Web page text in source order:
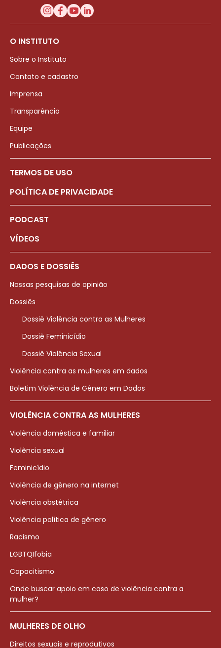
O INSTITUTO
Sobre o Instituto
Contato e cadastro
Imprensa
Transparência
Equipe
Publicações
TERMOS DE USO
POLÍTICA DE PRIVACIDADE
PODCAST
VÍDEOS
DADOS E DOSSIÊS
Nossas pesquisas de opinião
Dossiês
Dossiê Violência contra as Mulheres
Dossiê Feminicídio
Dossiê Violência Sexual
Violência contra as mulheres em dados
Boletim Violência de Gênero em Dados
VIOLÊNCIA CONTRA AS MULHERES
Violência doméstica e familiar
Violência sexual
Feminicídio
Violência de gênero na internet
Violência obstétrica
Violência política de gênero
Racismo
LGBTQIfobia
Capacitismo
Onde buscar apoio em caso de violência contra a
mulher?
MULHERES DE OLHO
Direitos sexuais e reprodutivos